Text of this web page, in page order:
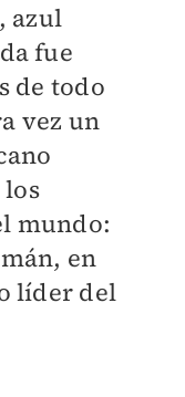
azul
fue
de todo
vez un
los
mundo:
en
líder del